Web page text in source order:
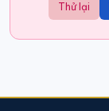
Thử lại